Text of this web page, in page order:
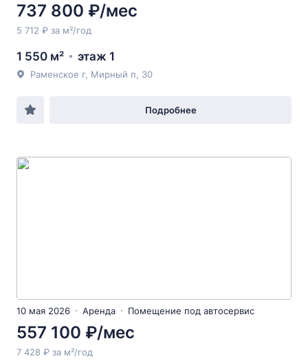
737 800 ₽/мес
5 712 ₽ за м²/год
1 550 м² этаж 1
Раменское г, Мирный п, 30
Подробнее
10 мая 2026 Аренда Помещение под автосервис
557 100 ₽/мес
7 428 ₽ за м²/год